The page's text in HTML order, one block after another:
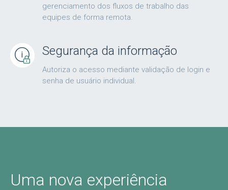
gerenciamento dos fluxos de trabalho das
equipes de forma remota.
Segurança da informação
Autoriza o acesso mediante validação de login e
senha de usuário individual.
Uma nova experiência